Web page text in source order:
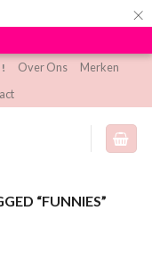
×
Over Ons
Merken
“FUNNIES”